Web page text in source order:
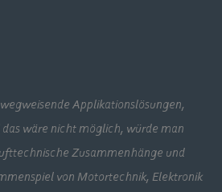
Applikationslösungen,
wäre nicht möglich, würde man
Zusammenhänge und
von Motortechnik, Elektronik